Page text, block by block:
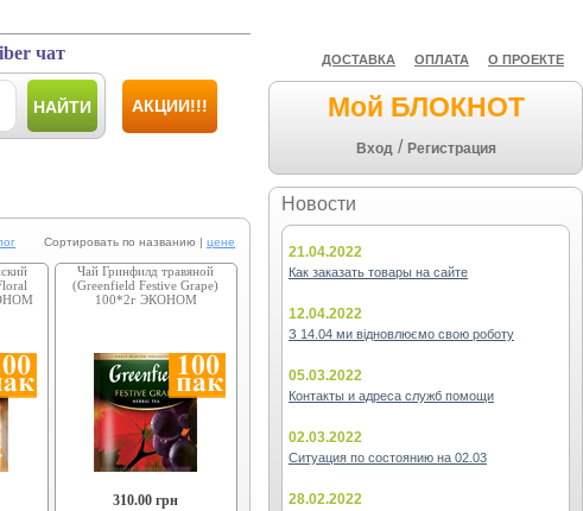
ДОСТАВКА ОПЛАТА О ПРОЕКТЕ
Мой БЛОКНОТ
Вход / Регистрация
Новости
21.04.2022
Как заказать товары на сайте
12.04.2022
З 14.04 ми відновлюємо свою роботу
05.03.2022
Контакты и адреса служб помощи
02.03.2022
Ситуация по состоянию на 02.03
28.02.2022
чат
НАЙТИ АКЦИИ!!!
Сортировать по названию | цене
Чай Гринфилд травяной
(Greenfield Festive Grape)
100*2г ЭКОНОМ
310.00 грн